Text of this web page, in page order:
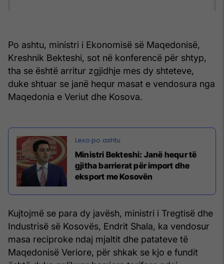
Po ashtu, ministri i Ekonomisë së Maqedonisë,
Kreshnik Bekteshi, sot në konferencë për shtyp,
tha se është arritur zgjidhje mes dy shteteve,
duke shtuar se janë hequr masat e vendosura nga
Maqedonia e Veriut dhe Kosova.
Ministri Bekteshi: Janë hequr të
gjitha barrierat për import dhe
eksport me Kosovën
Kujtojmë se para dy javësh, ministri i Tregtisë dhe
Industrisë së Kosovës, Endrit Shala, ka vendosur
masa reciproke ndaj mjaltit dhe patateve të
Maqedonisë Veriore, për shkak se kjo e fundit